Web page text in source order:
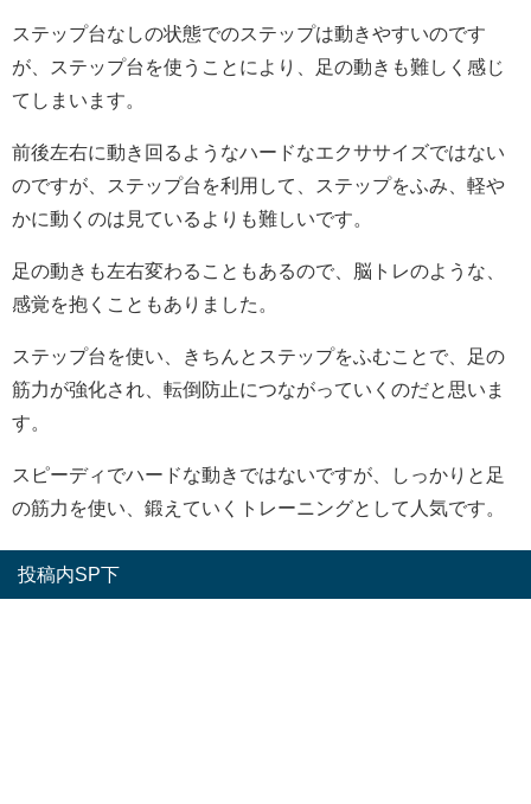
ステップ台なしの状態でのステップは動きやすいのです
が、ステップ台を使うことにより、足の動きも難しく感じ
てしまいます。
前後左右に動き回るようなハードなエクササイズではない
のですが、ステップ台を利用して、ステップをふみ、軽や
かに動くのは見ているよりも難しいです。
足の動きも左右変わることもあるので、脳トレのような、
感覚を抱くこともありました。
ステップ台を使い、きちんとステップをふむことで、足の
筋力が強化され、転倒防止につながっていくのだと思いま
す。
スピーディでハードな動きではないですが、しっかりと足
の筋力を使い、鍛えていくトレーニングとして人気です。
投稿内SP下